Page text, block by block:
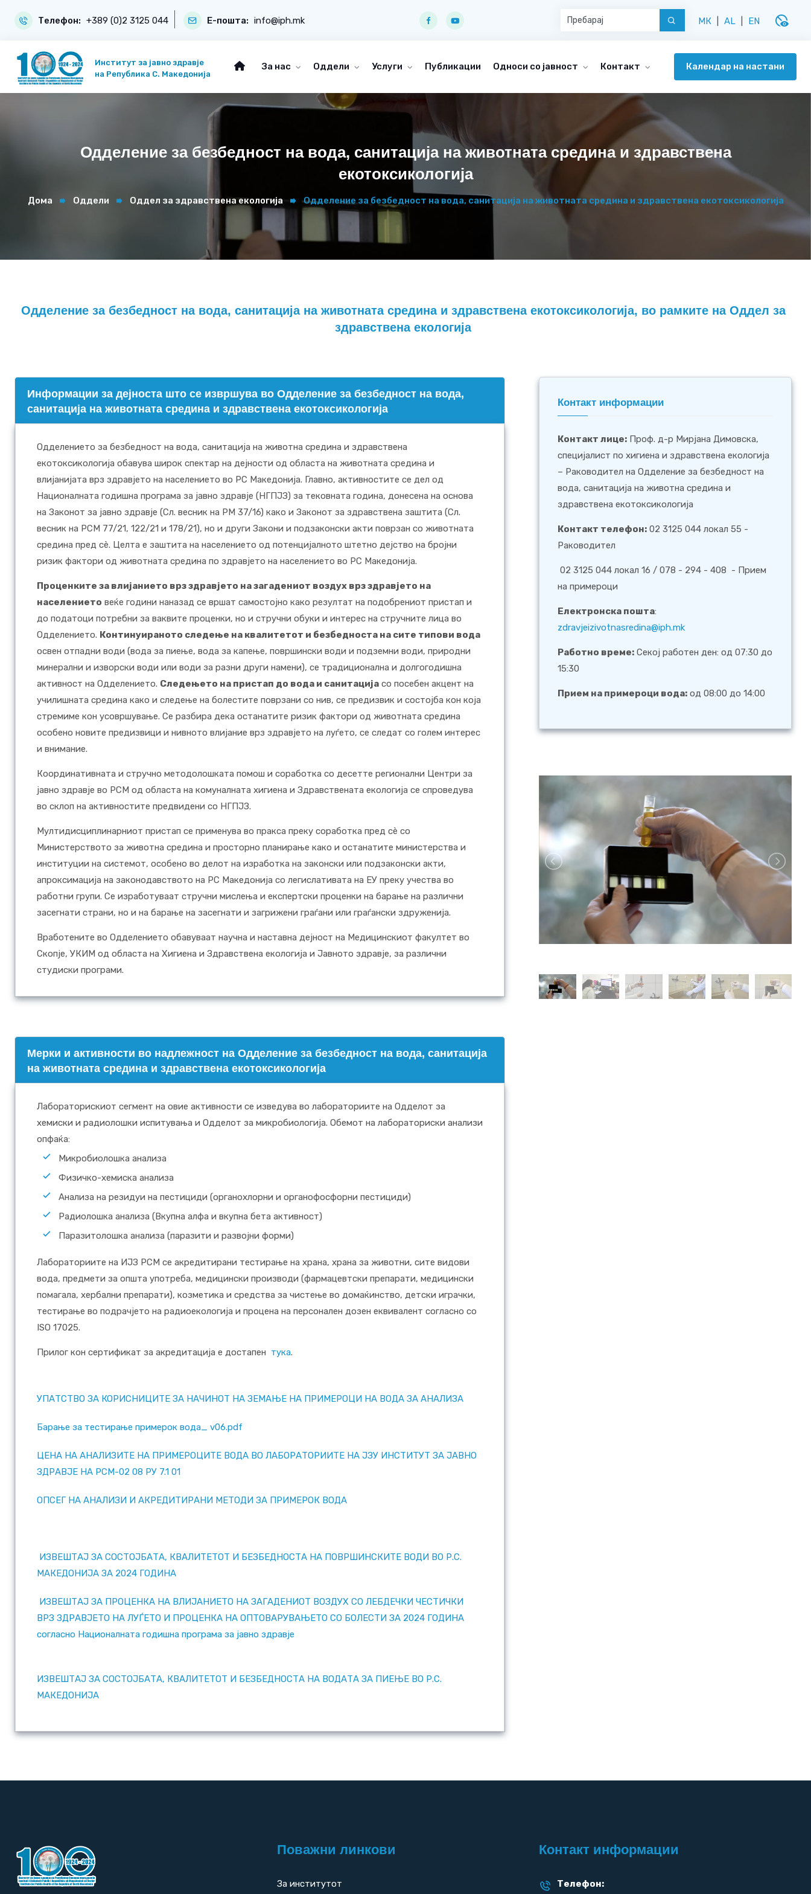
Телефон: +389 (0)2 3125 044 Е-пошта: info@iph.mk МК AL EN disabled_visible
Институт за јавно здравје
на Република С. Македонија
За нас Оддели Услуги Публикации Односи со јавност Контакт Календар на настани
Одделение за безбедност на вода, санитација на животната средина и здравствена
екотоксикологија
Дома Оддели Оддел за здравствена екологија Одделение за безбедност на вода, санитација на животната средина и здравствена екотоксикологија
Одделение за безбедност на вода, санитација на животната средина и здравствена екотоксикологија, во рамките на Оддел за
здравствена екологија
Информации за дејноста што се извршува во Одделение за безбедност на вода,
санитација на животната средина и здравствена екотоксикологија
Одделението за безбедност на вода, санитација на животна средина и здравствена
екотоксикологија обавува широк спектар на дејности од областа на животната средина и
влијанијата врз здравјето на населението во РС Македонија. Главно, активностите се дел од
Националната годишна програма за јавно здравје (НГПЈЗ) за тековната година, донесена на основa
на Законот за јавно здравје (Сл. весник на РМ 37/16) како и Законот за здравствена заштита (Сл.
весник на РСМ 77/21, 122/21 и 178/21), но и други Закони и подзаконски акти поврзан со животната
средина пред сè. Целта е заштита на населението од потенцијалното штетно дејство на бројни
ризик фактори од животната средина по здравјето на населението во РС Македонија.
Проценките за влијанието врз здравјето на загадениот воздух врз здравјето на
населението веќе години наназад се вршат самостојно како резултат на подобрениот пристап и
до податоци потребни за ваквите проценки, но и стручни обуки и интерес на стручните лица во
Одделението. Континуираното следење на квалитетот и безбедноста на сите типови вода
освен отпадни води (вода за пиење, вода за капење, површински води и подземни води, природни
минерални и изворски води или води за разни други намени), се традиционална и долгогодишна
активност на Одделението. Следењето на пристап до вода и санитација со посебен акцент на
училишната средина како и следење на болестите поврзани со нив, се предизвик и состојба кон која
стремиме кон усовршување. Се разбира дека останатите ризик фактори од животната средина
особено новите предизвици и нивното влијание врз здравјето на луѓето, се следат со голем интерес
и внимание.
Координативната и стручно методолошката помош и соработка со десетте регионални Центри за
јавно здравје во РСМ од областа на комуналната хигиена и Здравствената екологија се спроведува
во склоп на активностите предвидени со НГПЈЗ.
Мултидисциплинарниот пристап се применува во пракса преку соработка пред сè со
Министерството за животна средина и просторно планирање како и останатите министерства и
институции на системот, особено во делот на изработка на законски или подзаконски акти,
апроксимација на законодавството на РС Македонија со легислативата на ЕУ преку учества во
работни групи. Се изработуваат стручни мислења и експертски проценки на барање на различни
засегнати страни, но и на барање на засегнати и загрижени граѓани или граѓански здруженија.
Вработените во Одделението обавуваат научна и наставна дејност на Медицинскиот факултет во
Скопје, УКИМ од областа на Хигиена и Здравствена екологија и Јавното здравје, за различни
студиски програми.
Mерки и активности во надлежност на Одделение за безбедност на вода, санитација
на животната средина и здравствена екотоксикологија
Лабораторискиот сегмент на овие активности се изведува во лабораториите на Одделот за
хемиски и радиолошки испитувања и Одделот за микробиологија. Обемот на лабораториски анализи
опфаќа:
Микробиолошка анализа
Физичко-хемиска анализа
Анализа на резидуи на пестициди (органохлорни и органофосфорни пестициди)
Радиолошка анализа (Вкупна алфа и вкупна бета активност)
Паразитолошка анализа (паразити и развојни форми)
Лабораториите на ИЈЗ РСМ се акредитирани тестирање на храна, храна за животни, сите видови
вода, предмети за општа употреба, медицински производи (фармацевтски препарати, медицински
помагала, хербални препарати), козметика и средства за чистење во домаќинство, детски играчки,
тестирање во подрачјето на радиоекологија и процена на персонален дозен еквивалент согласно со
ISO 17025.
Прилог кон сертификат за акредитација е достапен тука.
УПАТСТВО ЗА КОРИСНИЦИТЕ ЗА НАЧИНОТ НА ЗЕМАЊЕ НА ПРИМЕРОЦИ НА ВОДА ЗА АНАЛИЗА
Барање за тестирање примерок вода_ v06.pdf
ЦЕНА НА АНАЛИЗИТЕ НА ПРИМЕРОЦИТЕ ВОДА ВО ЛАБОРАТОРИИТЕ НА ЈЗУ ИНСТИТУТ ЗА ЈАВНО
ЗДРАВЈЕ НА РСМ-02 08 РУ 7.1 01
ОПСЕГ НА АНАЛИЗИ И АКРЕДИТИРАНИ МЕТОДИ ЗА ПРИМЕРОК ВОДА
ИЗВЕШТАЈ ЗА СОСТОЈБАТА, КВАЛИТЕТОТ И БЕЗБЕДНОСТА НА ПОВРШИНСКИТЕ ВОДИ ВО Р.С.
МАКЕДОНИЈА ЗА 2024 ГОДИНА
ИЗВЕШТАЈ ЗА ПРОЦЕНКА НА ВЛИЈАНИЕТО НА ЗАГАДЕНИОТ ВОЗДУХ СО ЛЕБДЕЧКИ ЧЕСТИЧКИ
ВРЗ ЗДРАВЈЕТО НА ЛУЃЕТО И ПРОЦЕНКА НА ОПТОВАРУВАЊЕТО СО БОЛЕСТИ ЗА 2024 ГОДИНА
согласно Националната годишна програма за јавно здравје
ИЗВЕШТАЈ ЗА СОСТОЈБАТА, КВАЛИТЕТОТ И БЕЗБЕДНОСТА НА ВОДАТА ЗА ПИЕЊЕ ВО Р.С.
МАКЕДОНИЈА
Контакт информации
Контакт лице: Проф. д-р Мирјана Димовска,
специјалист по хигиена и здравствена екологија
– Раководител на Одделение за безбедност на
вода, санитација на животна средина и
здравствена екотоксикологија
Контакт телефон: 02 3125 044 локал 55 -
Раководител
02 3125 044 локал 16 / 078 - 294 - 408 - Прием
на примероци
Електронска пошта:
zdravjeizivotnasredina@iph.mk
Работно време: Секој работен ден: од 07:30 до
15:30
Прием на примероци вода: од 08:00 до 14:00
Поважни линкови
За институтот
Контакт информации
Телефон: